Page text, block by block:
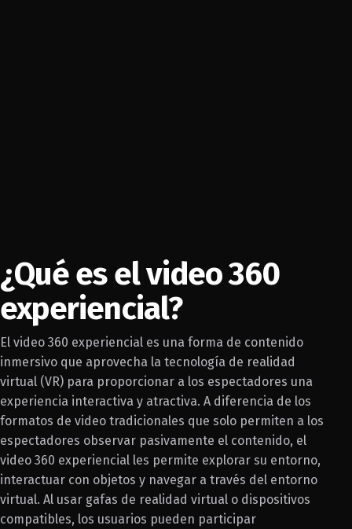
¿Qué es el video 360
experiencial?
El video 360 experiencial es una forma de contenido
inmersivo que aprovecha la tecnología de realidad
virtual (VR) para proporcionar a los espectadores una
experiencia interactiva y atractiva. A diferencia de los
formatos de video tradicionales que solo permiten a los
espectadores observar pasivamente el contenido, el
video 360 experiencial les permite explorar su entorno,
interactuar con objetos y navegar a través del entorno
virtual. Al usar gafas de realidad virtual o dispositivos
compatibles, los usuarios pueden participar